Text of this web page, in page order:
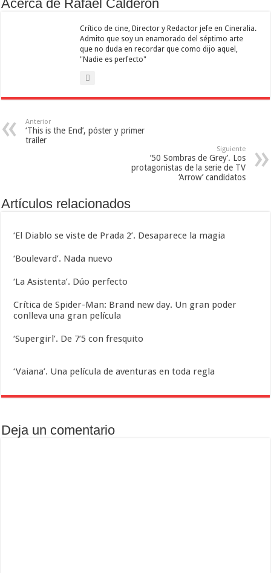
Acerca de Rafael Calderón
Crítico de cine, Director y Redactor jefe en Cineralia.
Admito que soy un enamorado del séptimo arte
que no duda en recordar que como dijo aquel,
"Nadie es perfecto"
Anterior
‘This is the End’, póster y primer
trailer
Siguiente
’50 Sombras de Grey’. Los
protagonistas de la serie de TV
‘Arrow’ candidatos
Artículos relacionados
‘El Diablo se viste de Prada 2’. Desaparece la magia
‘Boulevard’. Nada nuevo
‘La Asistenta’. Dúo perfecto
Crítica de Spider-Man: Brand new day. Un gran poder
conlleva una gran película
‘Supergirl’. De 7’5 con fresquito
‘Vaiana’. Una película de aventuras en toda regla
Deja un comentario